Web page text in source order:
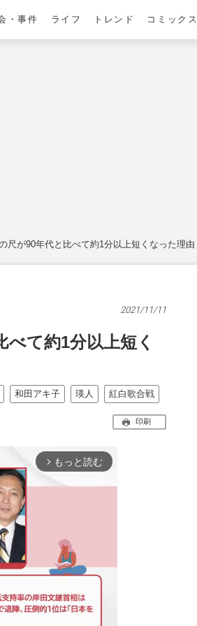
・事件 ライフ トレンド コミックス
尺が90年代と比べて約1分以上短くなった理由
2021/11/11
て約1分以上短く
和田アキ子 瑛人 紅白歌合戦
印刷
arrow_forward_ios もっと読む